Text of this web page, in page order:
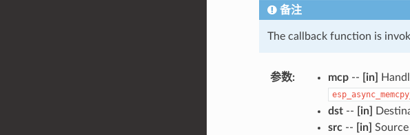
备注
The callback function is
参数: mcp-- [in]
dst-- [in]
src-- [in]